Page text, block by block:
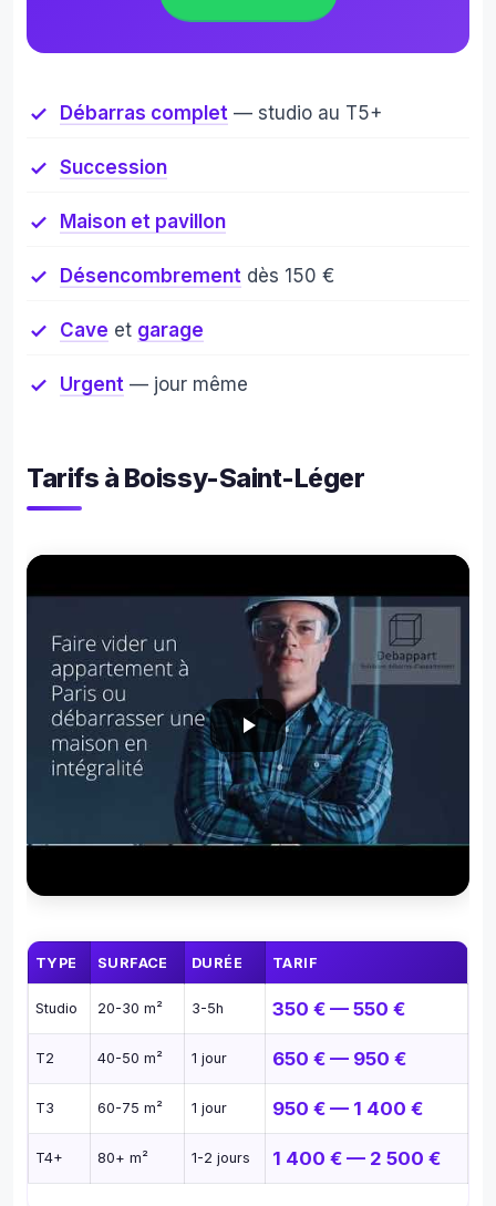
Débarras complet — studio au T5+
Succession
Maison et pavillon
Désencombrement dès 150 €
Cave et garage
Urgent — jour même
Tarifs à Boissy-Saint-Léger
TYPE SURFACE DURÉE TARIF
Studio 20-30 m² 3-5h 350 € — 550 €
T2 40-50 m² 1 jour 650 € — 950 €
T3 60-75 m² 1 jour 950 € — 1 400 €
T4+ 80+ m² 1-2 jours 1 400 € — 2 500 €